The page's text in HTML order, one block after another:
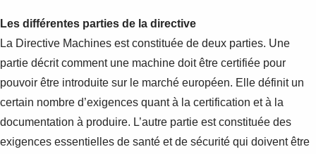
Les différentes parties de la directive
La Directive Machines est constituée de deux parties. Une
partie décrit comment une machine doit être certifiée pour
pouvoir être introduite sur le marché européen. Elle définit un
certain nombre d’exigences quant à la certification et à la
documentation à produire. L’autre partie est constituée des
exigences essentielles de santé et de sécurité qui doivent être